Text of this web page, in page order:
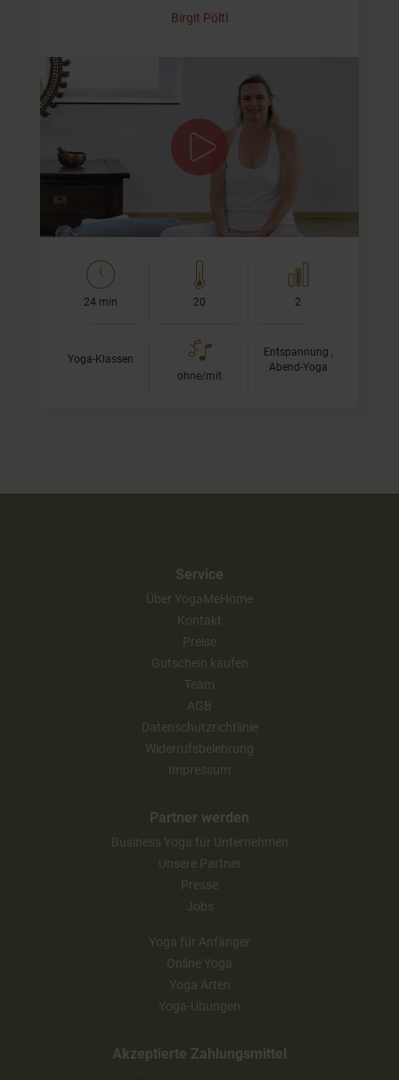
Birgit Pöltl
Reset für Dein Nervensystem, inkl.
Atemübung
In dieser Praxis für den Abend verbinden wir sanfte,
mobilisierende Bewegungen mit einer meditativen
Atemübung, um das Nervensystem zu beruhigen und…
24 min 20 2
Yoga-Klassen
ohne/mit
Entspannung ,
Abend-Yoga
Service
Über YogaMeHome
Kontakt
Preise
Gutschein kaufen
Team
AGB
Datenschutzrichtlinie
Widerrufsbelehrung
Impressum
Partner werden
Business Yoga für Unternehmen
Unsere Partner
Presse
Jobs
Yoga für Anfänger
Online Yoga
Yoga Arten
Yoga-Übungen
Akzeptierte Zahlungsmittel